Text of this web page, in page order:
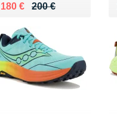
200 €
Au lieu de 200 €
180 €
Vendu 180 €